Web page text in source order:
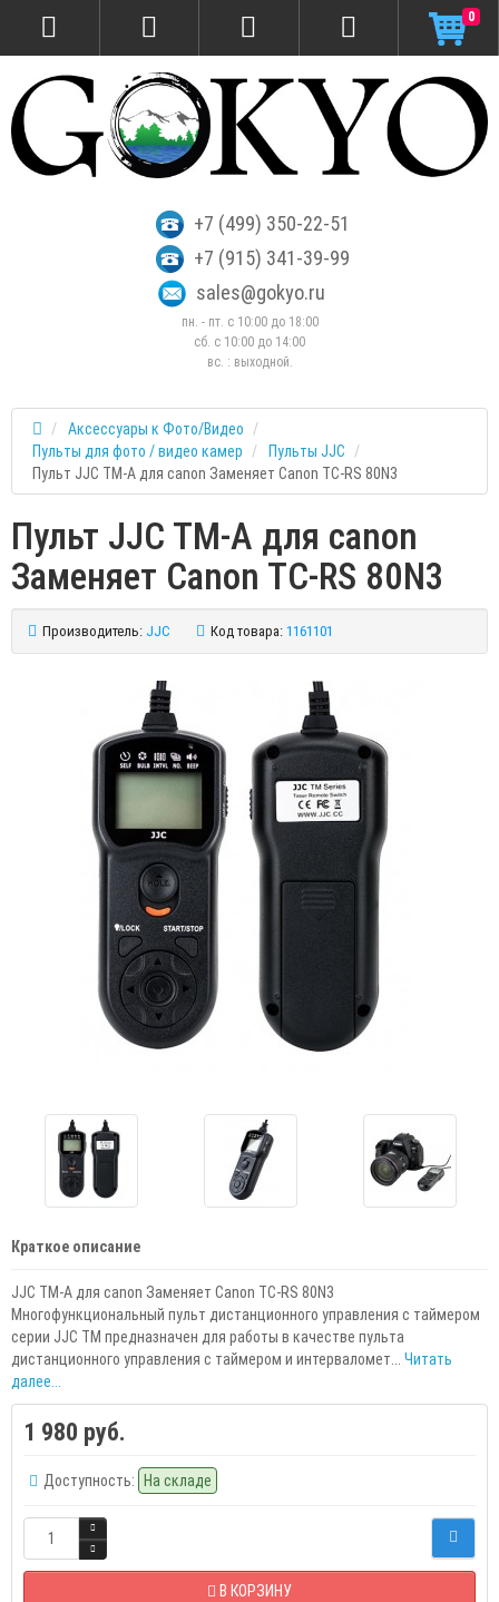
+7 (499) 350-22-51
+7 (915) 341-39-99
sales@gokyo.ru
пн. - пт. с 10:00 до 18:00
сб. c 10:00 до 14:00
вс. : выходной.
0
Аксессуары к Фото/Видео
Пульты для фото / видео камер
Пульты JJC
Пульт JJC TM-A для canon Заменяет Canon TC-RS 80N3
Пульт JJC TM-A для canon
Заменяет Canon TC-RS 80N3
Производитель: JJC Код товара: 1161101
Краткое описание
JJC TM-A для canon Заменяет Canon TC-RS 80N3
Многофункциональный пульт дистанционного управления с таймером
серии JJC TM предназначен для работы в качестве пульта
дистанционного управления с таймером и интерваломет... Читать
далее...
1 980 руб.
Доступность: На складе
В КОРЗИНУ